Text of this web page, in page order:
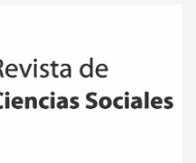
COMO UN